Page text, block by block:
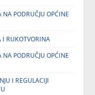
NA PODRUČJU OPĆINE
I RUKOTVORINA
NA PODRUČJU OPĆINE
I REGULACIJI